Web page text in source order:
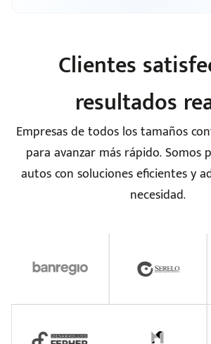
Clientes
resultados
Empresas de todos los tamaños
para avanzar más rápido. Somos
autos con soluciones eficientes y
necesidad.